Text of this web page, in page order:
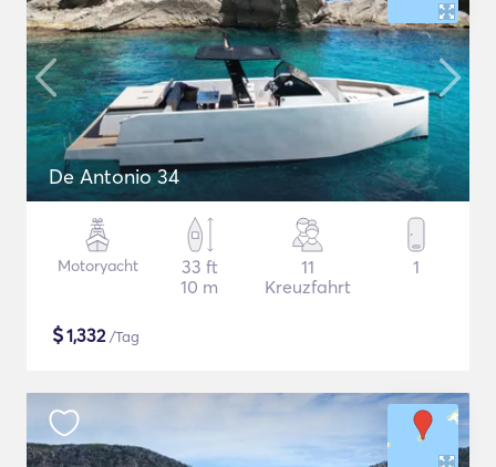
De Antonio 34
Motoryacht
33 ft
10 m
11
Kreuzfahrt
1
$1,332/Tag